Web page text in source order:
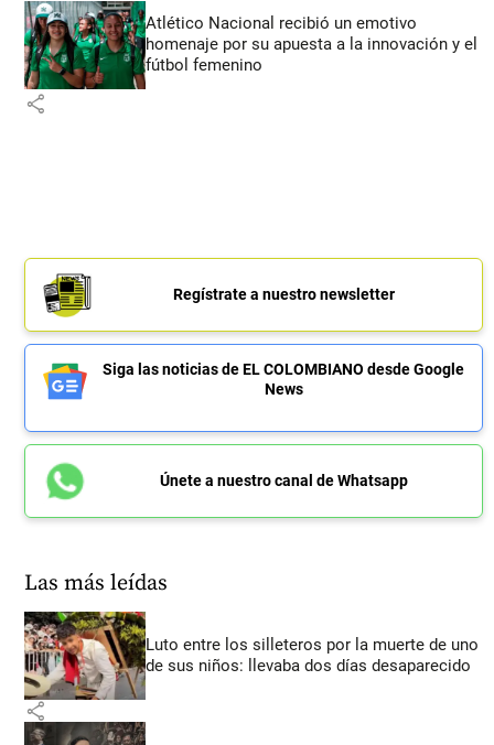
Atlético Nacional recibió un emotivo
homenaje por su apuesta a la innovación y el
fútbol femenino
share
Regístrate a nuestro newsletter
Siga las noticias de EL COLOMBIANO desde Google
News
Únete a nuestro canal de Whatsapp
Las más leídas
Luto entre los silleteros por la muerte de uno
de sus niños: llevaba dos días desaparecido
share